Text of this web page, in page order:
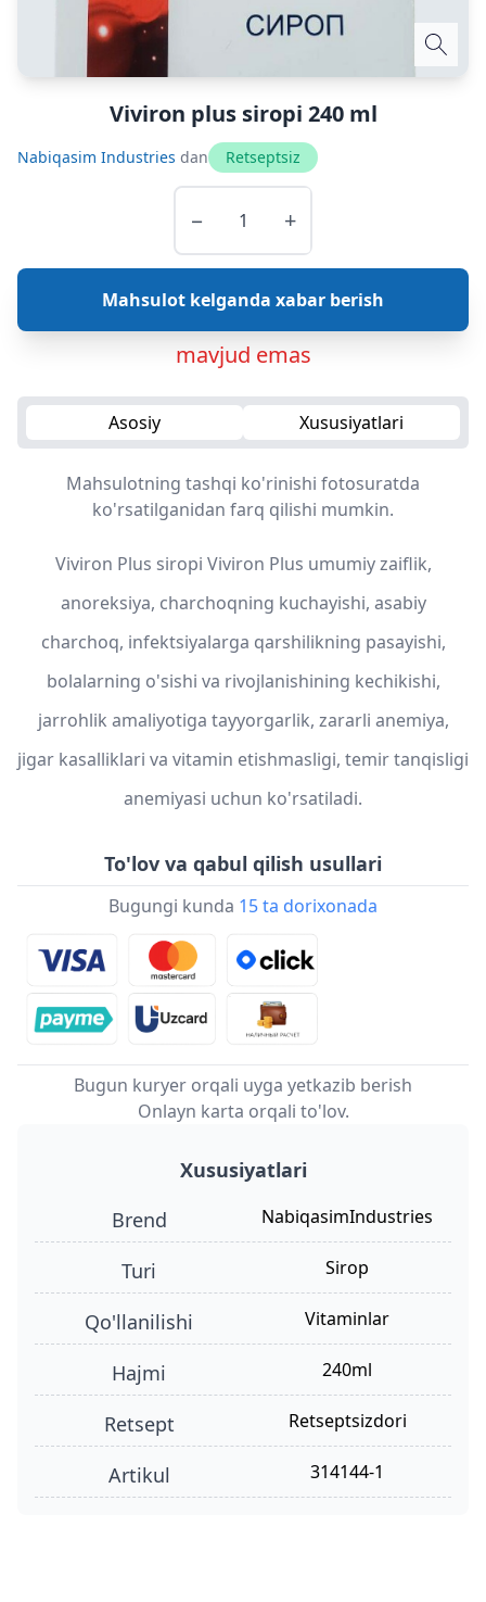
Viviron plus siropi 240 ml
Nabiqasim Industries dan Retseptsiz
− +
Mahsulot kelganda xabar berish
mavjud emas
Asosiy Xususiyatlari
Mahsulotning tashqi ko'rinishi fotosuratda
ko'rsatilganidan farq qilishi mumkin.
Viviron Plus siropi Viviron Plus umumiy zaiflik,
anoreksiya, charchoqning kuchayishi, asabiy
charchoq, infektsiyalarga qarshilikning pasayishi,
bolalarning o'sishi va rivojlanishining kechikishi,
jarrohlik amaliyotiga tayyorgarlik, zararli anemiya,
jigar kasalliklari va vitamin etishmasligi, temir tanqisligi
anemiyasi uchun ko'rsatiladi.
To'lov va qabul qilish usullari
Bugungi kunda 15 ta dorixonada
Bugun kuryer orqali uyga yetkazib berish
Onlayn karta orqali to'lov.
Xususiyatlari
Brend
NabiqasimIndustries
turi sirop
qo'llanilishi vitaminlar
hajmi 240ml
retsept retseptsizdori
Artikul 314144-1